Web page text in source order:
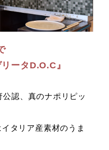
ータD.O.C』
認、真のナポリピッ
タリア産素材のうま